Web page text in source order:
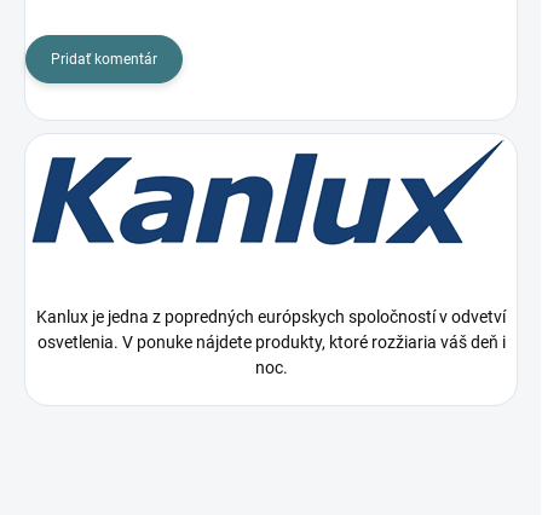
Pridať komentár
Kanlux je jedna z popredných európskych spoločností v odvetví
osvetlenia. V ponuke nájdete produkty, ktoré rozžiaria váš deň i
noc.